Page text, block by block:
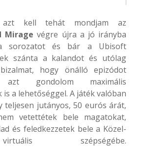
azt kell tehát mondjam az
Mirage végre újra a jó irányba
sorozatot és bár a Ubisoft
szánta a kalandot és utólag
hogy önálló epizódot
azt gondolom maximális
a lehetőséggel. A játék valóban
teljesen jutányos, 50 eurós árát,
vetettétek bele magatokat,
és feledkezzetek bele a Közel-
szépségébe.